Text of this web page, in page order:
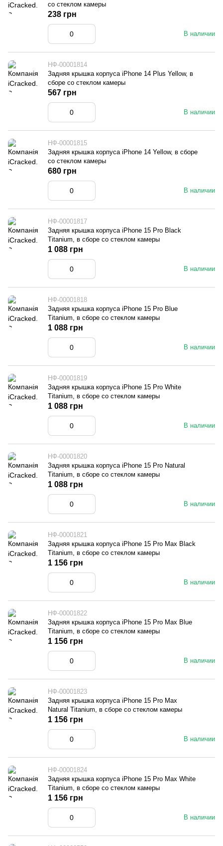
со стеклом камеры
В наличии
238 грн
НФ-00001814
Задняя крышка корпуса iPhone 14 Plus Yellow, в
сборе со стеклом камеры
В наличии
567 грн
НФ-00001815
Задняя крышка корпуса iPhone 14 Yellow, в сборе
со стеклом камеры
В наличии
680 грн
НФ-00001817
Задняя крышка корпуса iPhone 15 Pro Black
Titanium, в сборе со стеклом камеры
В наличии
1 088 грн
НФ-00001818
Задняя крышка корпуса iPhone 15 Pro Blue
Titanium, в сборе со стеклом камеры
В наличии
1 088 грн
НФ-00001819
Задняя крышка корпуса iPhone 15 Pro White
Titanium, в сборе со стеклом камеры
В наличии
1 088 грн
НФ-00001820
Задняя крышка корпуса iPhone 15 Pro Natural
Titanium, в сборе со стеклом камеры
В наличии
1 088 грн
НФ-00001821
Задняя крышка корпуса iPhone 15 Pro Max Black
Titanium, в сборе со стеклом камеры
В наличии
1 156 грн
НФ-00001822
Задняя крышка корпуса iPhone 15 Pro Max Blue
Titanium, в сборе со стеклом камеры
В наличии
1 156 грн
НФ-00001823
Задняя крышка корпуса iPhone 15 Pro Max
Natural Titanium, в сборе со стеклом камеры
В наличии
1 156 грн
НФ-00001824
Задняя крышка корпуса iPhone 15 Pro Max White
Titanium, в сборе со стеклом камеры
В наличии
1 156 грн